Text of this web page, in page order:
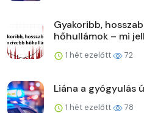
Gyakoribb,
hőhullámok – mi
1 hét ezelőtt 72
Liána a gyógyulás
1 hét ezelőtt 78